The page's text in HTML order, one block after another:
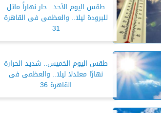
طقس اليوم الأحد.. حار نهاراً مائل
للبرودة ليلا.. والعظمى فى القاهرة
31
طقس اليوم الخميس.. شديد الحرارة
نهارًا معتدلا ليلا.. والعظمى فى
القاهرة 36